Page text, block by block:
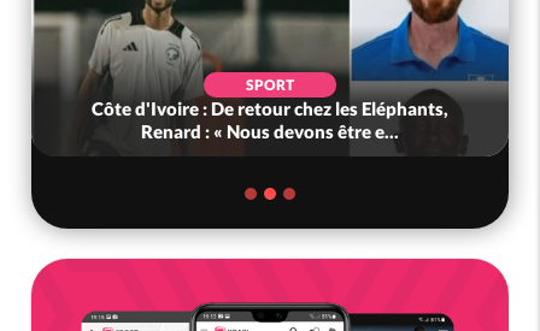
SPORT
Côte d'Ivoire : De retour chez les Eléphants,
Renard : « Nous devons être e...